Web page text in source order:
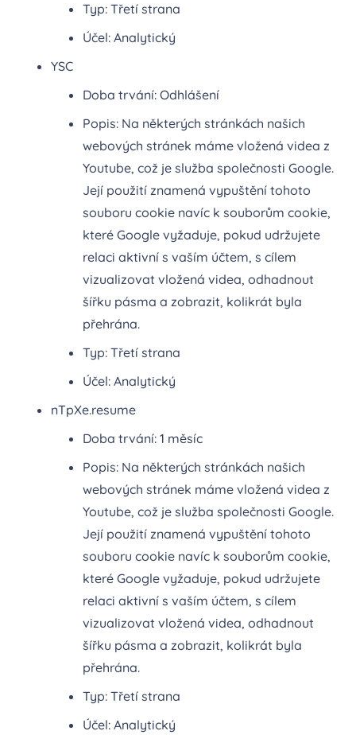
Typ: Třetí strana
Účel: Analytický
YSC
Doba trvání: Odhlášení
Popis: Na některých stránkách našich
webových stránek máme vložená videa z
Youtube, což je služba společnosti Google.
Její použití znamená vypuštění tohoto
souboru cookie navíc k souborům cookie,
které Google vyžaduje, pokud udržujete
relaci aktivní s vaším účtem, s cílem
vizualizovat vložená videa, odhadnout
šířku pásma a zobrazit, kolikrát byla
přehrána.
Typ: Třetí strana
Účel: Analytický
nTpXe.resume
Doba trvání: 1 měsíc
Popis: Na některých stránkách našich
webových stránek máme vložená videa z
Youtube, což je služba společnosti Google.
Její použití znamená vypuštění tohoto
souboru cookie navíc k souborům cookie,
které Google vyžaduje, pokud udržujete
relaci aktivní s vaším účtem, s cílem
vizualizovat vložená videa, odhadnout
šířku pásma a zobrazit, kolikrát byla
přehrána.
Typ: Třetí strana
Účel: Analytický